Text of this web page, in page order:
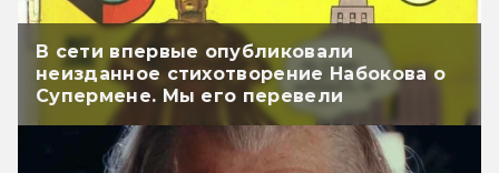
В сети впервые опубликовали
неизданное стихотворение Набокова о
Супермене. Мы его перевели